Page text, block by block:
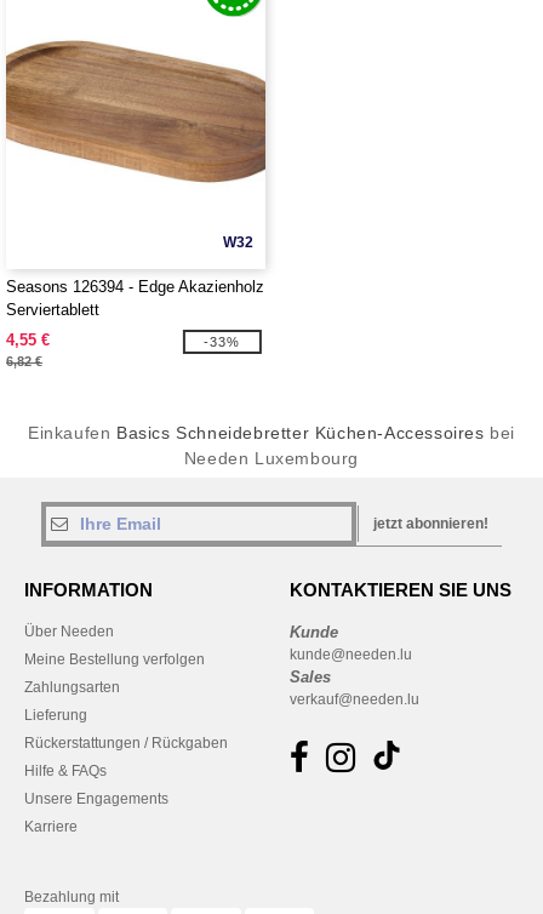
W32
Seasons 126394 - Edge Akazienholz
Serviertablett
4,55 €
6,82 €
-33%
Einkaufen Basics Schneidebretter Küchen-Accessoires bei
Needen Luxembourg
jetzt abonnieren!
INFORMATION
Über Needen
Meine Bestellung verfolgen
Zahlungsarten
Lieferung
Rückerstattungen / Rückgaben
Hilfe & FAQs
Unsere Engagements
Karriere
KONTAKTIEREN SIE UNS
Kunde
kunde@needen.lu
Sales
verkauf@needen.lu
Bezahlung mit